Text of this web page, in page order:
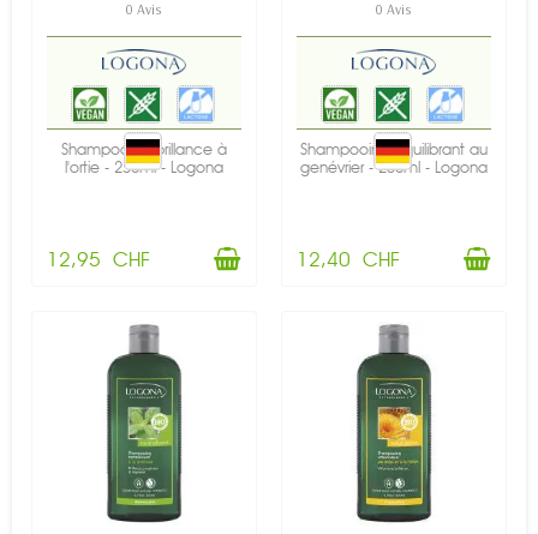
0 Avis
Shampooing brillance à
l'ortie - 250ml - Logona
12,95 CHF
0 Avis
Shampooing équilibrant au
genévrier - 250ml - Logona
12,40 CHF